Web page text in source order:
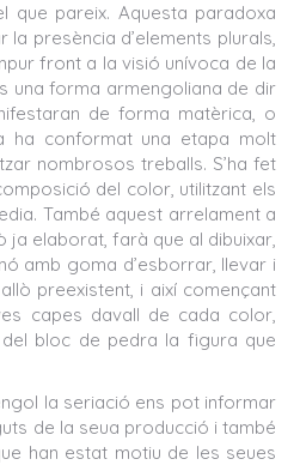
que pareix. Aquesta paradoxa
presència d’elements plurals,
front a la visió unívoca de la
una forma armengoliana de dir
de forma matèrica, o
ha conformat una etapa molt
nombrosos treballs. S’ha fet
del color, utilitzant els
També aquest arrelament a
ja elaborat, farà que al dibuixar,
amb goma d’esborrar, llevar i
preexistent, i així començant
capes davall de cada color,
bloc de pedra la figura que
la seriació ens pot informar
de la seua producció i també
han estat motiu de les seues